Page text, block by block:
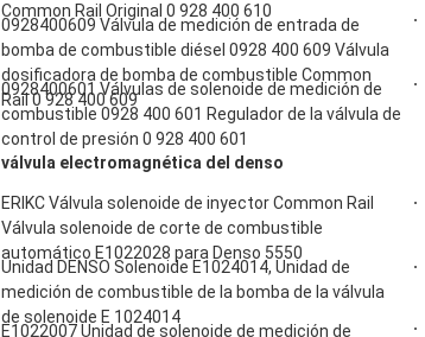
Common Rail Original 0 928 400 610
0928400609 Válvula de medición de entrada de
bomba de combustible diésel 0928 400 609 Válvula
dosificadora de bomba de combustible Common
Rail 0 928 400 609
0928400601 Válvulas de solenoide de medición de
combustible 0928 400 601 Regulador de la válvula de
control de presión 0 928 400 601
válvula electromagnética del denso
ERIKC Válvula solenoide de inyector Common Rail
Válvula solenoide de corte de combustible
automático E1022028 para Denso 5550
Unidad DENSO Solenoide E1024014, Unidad de
medición de combustible de la bomba de la válvula
de solenoide E 1024014
E1022007 Unidad de solenoide de medición de